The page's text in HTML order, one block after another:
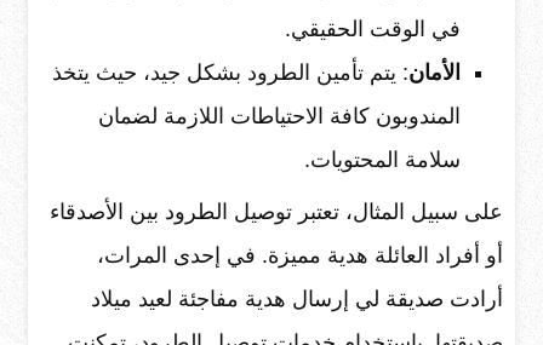
في الوقت الحقيقي.
الأمان: يتم تأمين الطرود بشكل جيد، حيث يتخذ
المندوبون كافة الاحتياطات اللازمة لضمان
سلامة المحتويات.
على سبيل المثال، تعتبر توصيل الطرود بين الأصدقاء
أو أفراد العائلة هدية مميزة. في إحدى المرات،
أرادت صديقة لي إرسال هدية مفاجئة لعيد ميلاد